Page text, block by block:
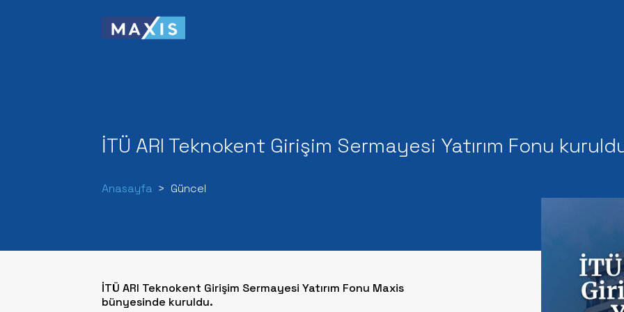
İTÜ ARI Teknokent Girişim Sermayesi Yatırım Fonu
Anasayfa Güncel
İTÜ ARI Teknokent Girişim Sermayesi Yatırım Fonu Maxis
bünyesinde kuruldu.